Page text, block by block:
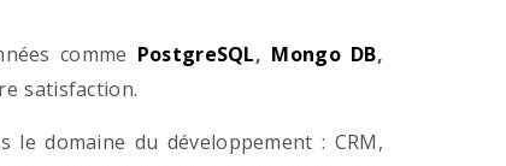
comme PostgreSQL, Mongo DB,
satisfaction.
le domaine du développement : CRM,